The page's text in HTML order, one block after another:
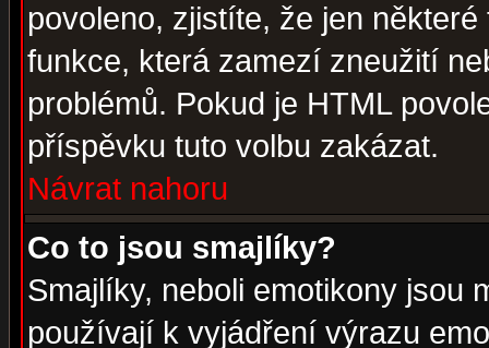
povoleno, zjistíte, že jen
funkce, která zamezí zneužití
problémů. Pokud je HTML
příspěvku tuto volbu zakázat.
Návrat nahoru
Co to jsou smajlíky?
Smajlíky, neboli emotikony jsou
používají k vyjádření výrazu